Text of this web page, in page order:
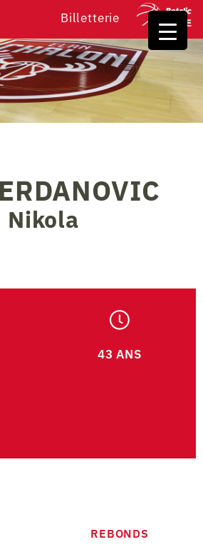
Billetterie
Nikola
43 ANS
REBONDS